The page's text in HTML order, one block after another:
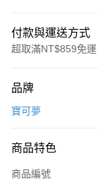
付款與運送方式
超取滿NT$859免運
信用卡一次付款
LINE Pay
Apple Pay
品牌
寶可夢
商品特色
商品編號